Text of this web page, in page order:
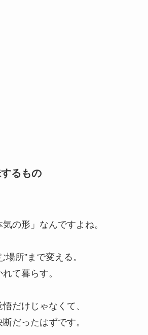
るもの
の形」なんですよね。
場所”まで変える。
て暮らす。
だけじゃなくて、
だったはずです。